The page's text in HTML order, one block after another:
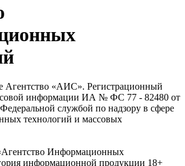
«АИС». Регистрационный
информации ИА № ФС 77 - 82480 от
службой по надзору в сфере
технологий и массовых
Информационных
информационной продукции 18+